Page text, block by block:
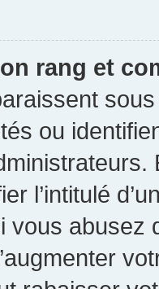
rang et
ou
l’intitulé
vous